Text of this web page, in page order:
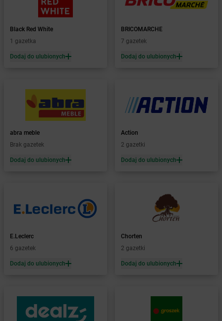
Baborów
Baboszewo
Żabka Bachowice
Żabka Bądkowo
Żabka Bąków
Żabka Baniocha
Baranowo
Barcin
Żabka Barczewo
Żabka Bardo
Żabka Barlinek
Żabka Barniewice
Żabka
Barwałd Średni
Żabka Bełchatów
Bestwina
Żabka Bestwinka
Black Red White
1 gazetka
Dodaj do ulubionych
BRICOMARCHE
7 gazetek
Dodaj do ulubionych
abra meble
Brak gazetek
Dodaj do ulubionych
Action
2 gazetki
Dodaj do ulubionych
E.Leclerc
6 gazetek
Dodaj do ulubionych
Chorten
2 gazetki
Dodaj do ulubionych